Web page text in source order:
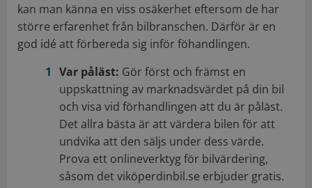
kan man känna en viss osäkerhet eftersom de har
större erfarenhet från bilbranschen. Därför är en
god idé att förbereda sig inför föhandlingen.
Var påläst: Gör först och främst en
uppskattning av marknadsvärdet på din bil
och visa vid förhandlingen att du är påläst.
Det allra bästa är att värdera bilen för att
undvika att den säljs under dess värde.
Prova ett onlineverktyg för bilvärdering,
såsom det viköperdinbil.se erbjuder gratis.